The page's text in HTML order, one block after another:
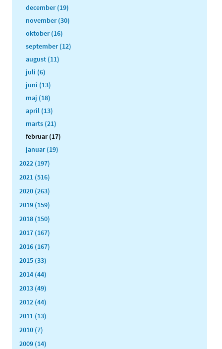
december (19)
november (30)
oktober (16)
september (12)
august (11)
juli (6)
juni (13)
maj (18)
april (13)
marts (21)
februar (17)
januar (19)
2022 (197)
2021 (516)
2020 (263)
2019 (159)
2018 (150)
2017 (167)
2016 (167)
2015 (33)
2014 (44)
2013 (49)
2012 (44)
2011 (13)
2010 (7)
2009 (14)